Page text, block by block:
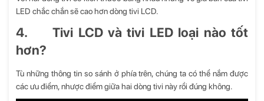
LED chắc chắn sẽ cao hơn dòng tivi LCD.
4. Tivi LCD và tivi LED loại nào tốt
hơn?
Tù những thông tin so sánh ở phía trên, chúng ta có thể nắm được
các ưu điểm, nhược điểm giữa hai dòng tivi này rồi đúng không.